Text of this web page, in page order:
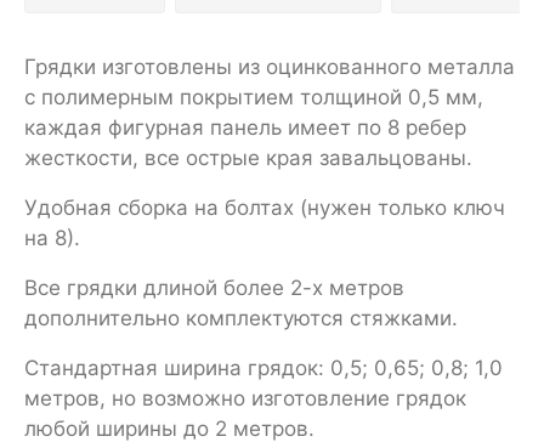
Грядки изготовлены из оцинкованного металла
с полимерным покрытием толщиной 0,5 мм,
каждая фигурная панель имеет по 8 ребер
жесткости, все острые края завальцованы.
Удобная сборка на болтах (нужен только ключ
на 8).
Все грядки длиной более 2-х метров
дополнительно комплектуются стяжками.
Стандартная ширина грядок: 0,5; 0,65; 0,8; 1,0
метров, но возможно изготовление грядок
любой ширины до 2 метров.